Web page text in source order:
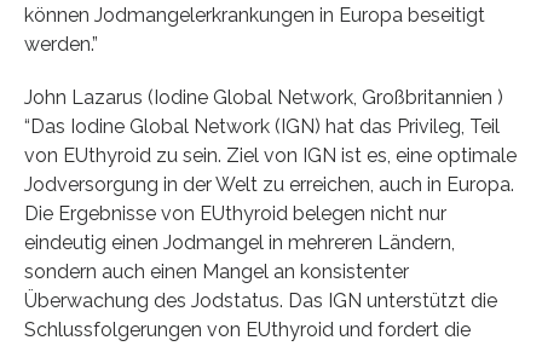
können Jodmangelerkrankungen in Europa beseitigt
werden.”
John Lazarus (Iodine Global Network, Großbritannien )
“Das Iodine Global Network (IGN) hat das Privileg, Teil
von EUthyroid zu sein. Ziel von IGN ist es, eine optimale
Jodversorgung in der Welt zu erreichen, auch in Europa.
Die Ergebnisse von EUthyroid belegen nicht nur
eindeutig einen Jodmangel in mehreren Ländern,
sondern auch einen Mangel an konsistenter
Überwachung des Jodstatus. Das IGN unterstützt die
Schlussfolgerungen von EUthyroid und fordert die